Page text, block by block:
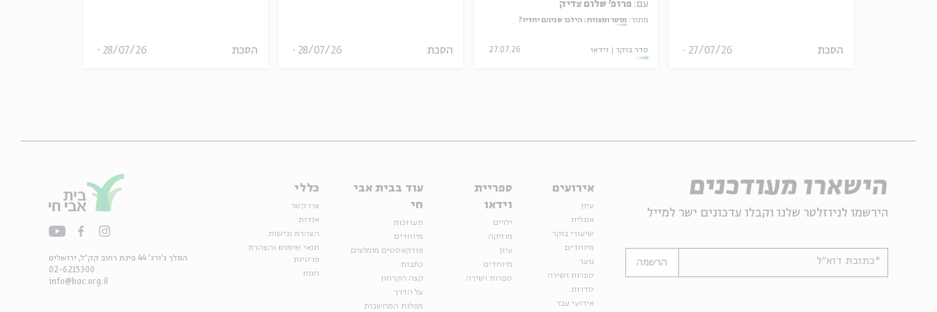
הסכת 28/07/26 הסכת 28/07/26
עם: פרופ' שלום צדיק
מתוך: מוסר ומצוות: הילכו שניהם יחדיו?
סדר בוקר וידאו 27.07.26 הסכת 27/07/26
הישארו מעודכנים
הירשמו לניוזלטר שלנו וקבלו עדכונים ישר למייל
*כתובת דוא"ל הרשמה
אירועים
עיון
אנגלית
שיעורי בוקר
מיוחדים
נוער
ספרות ושירה
סדרות
אירועי עבר
ספריית
וידאו
ילדים
מוזיקה
עיון
מיוחדים
ספרות ושירה
עוד בבית אבי
חי
תערוכות
מיוחדים
פודקאסטים מומלצים
כתבות
קצה הקרחון
על הדרך
מפלגת המחשבות
כללי
צרו קשר
אודות
הצהרת נגישות
תנאי שימוש והצהרת
פרטיות
חנות
המלך ג'ורג' 44 פינת רחוב קק״ל, ירושלים
info@bac.org.il
02-6215300